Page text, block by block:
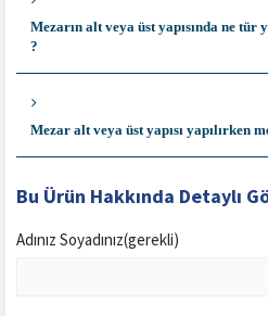
Mezarın alt veya üst yapısında ne tür
?
Mezar alt veya üst yapısı yapılırken
Bu Ürün Hakkında Detaylı
Adınız Soyadınız(gerekli)